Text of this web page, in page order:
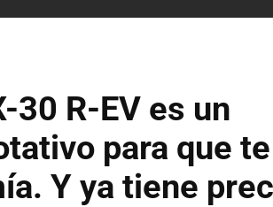
30 R-EV es un
para que te
Y ya tiene